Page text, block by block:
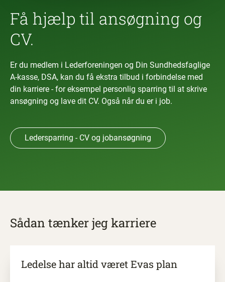
Få hjælp til ansøgning og
CV.
Er du medlem i Lederforeningen og Din Sundhedsfaglige
A-kasse, DSA, kan du få ekstra tilbud i forbindelse med
din karriere - for eksempel personlig sparring til at skrive
ansøgning og lave dit CV. Også når du er i job.
Ledersparring - CV og jobansøgning
Sådan tænker jeg karriere
Ledelse har altid været Evas plan